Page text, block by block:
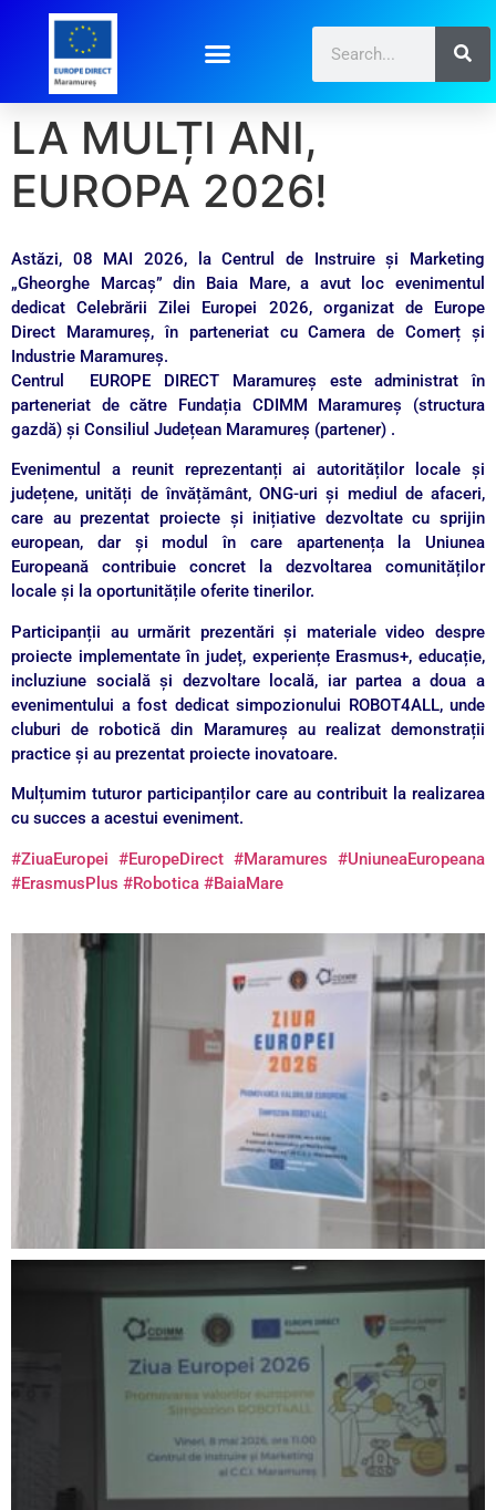
LA MULȚI ANI,
EUROPA 2026!
Astăzi, 08 MAI 2026, la Centrul de Instruire și Marketing
„Gheorghe Marcaș” din Baia Mare, a avut loc evenimentul
dedicat Celebrării Zilei Europei 2026, organizat de Europe
Direct Maramureș, în parteneriat cu Camera de Comerț și
Industrie Maramureș.
Centrul EUROPE DIRECT Maramureș este administrat în
parteneriat de către Fundația CDIMM Maramureș (structura
gazdă) și Consiliul Județean Maramureș (partener) .
Evenimentul a reunit reprezentanți ai autorităților locale și
județene, unități de învățământ, ONG-uri și mediul de afaceri,
care au prezentat proiecte și inițiative dezvoltate cu sprijin
european, dar și modul în care apartenența la Uniunea
Europeană contribuie concret la dezvoltarea comunităților
locale și la oportunitățile oferite tinerilor.
Participanții au urmărit prezentări și materiale video despre
proiecte implementate în județ, experiențe Erasmus+, educație,
incluziune socială și dezvoltare locală, iar partea a doua a
evenimentului a fost dedicat simpozionului ROBOT4ALL, unde
cluburi de robotică din Maramureș au realizat demonstrații
practice și au prezentat proiecte inovatoare.
Mulțumim tuturor participanților care au contribuit la realizarea
cu succes a acestui eveniment.
#ZiuaEuropei #EuropeDirect #Maramures #UniuneaEuropeana
#ErasmusPlus #Robotica #BaiaMare